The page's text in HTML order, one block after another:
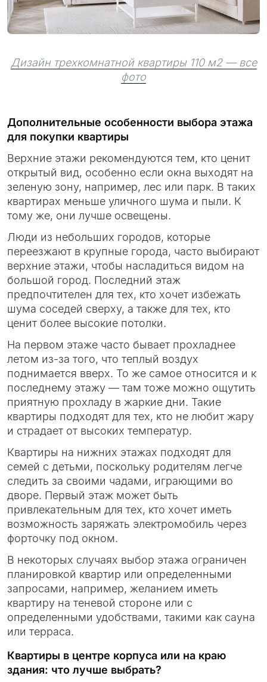
Дизайн трехкомнатной квартиры 110 м2 — все
фото
Дополнительные особенности выбора этажа
для покупки квартиры
Верхние этажи рекомендуются тем, кто ценит
открытый вид, особенно если окна выходят на
зеленую зону, например, лес или парк. В таких
квартирах меньше уличного шума и пыли. К
тому же, они лучше освещены.
Люди из небольших городов, которые
переезжают в крупные города, часто выбирают
верхние этажи, чтобы насладиться видом на
большой город. Последний этаж
предпочтителен для тех, кто хочет избежать
шума соседей сверху, а также для тех, кто
ценит более высокие потолки.
На первом этаже часто бывает прохладнее
летом из-за того, что теплый воздух
поднимается вверх. То же самое относится и к
последнему этажу — там тоже можно ощутить
приятную прохладу в жаркие дни. Такие
квартиры подходят для тех, кто не любит жару
и страдает от высоких температур.
Квартиры на нижних этажах подходят для
семей с детьми, поскольку родителям легче
следить за своими чадами, играющими во
дворе. Первый этаж может быть
привлекательным для тех, кто хочет иметь
возможность заряжать электромобиль через
форточку под окном.
В некоторых случаях выбор этажа ограничен
планировкой квартир или определенными
запросами, например, желанием иметь
квартиру на теневой стороне или с
определенными удобствами, такими как сауна
или терраса.
Квартиры в центре корпуса или на краю
здания: что лучше выбрать?